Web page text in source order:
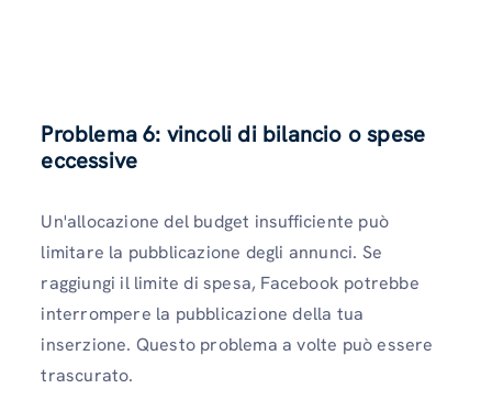
Problema 6: vincoli di bilancio o spese
eccessive
Un'allocazione del budget insufficiente può
limitare la pubblicazione degli annunci. Se
raggiungi il limite di spesa, Facebook potrebbe
interrompere la pubblicazione della tua
inserzione. Questo problema a volte può essere
trascurato.